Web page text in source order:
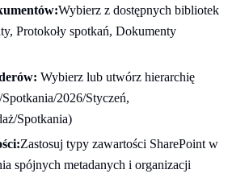
Wybierz z dostępnych bibliotek
Protokoły spotkań, Dokumenty
Wybierz lub utwórz hierarchię
2026/Styczeń,
Spotkania)
Zastosuj typy zawartości SharePoint w
spójnych metadanych i organizacji